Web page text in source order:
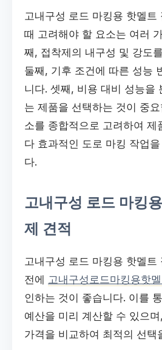
고내구성 로드 마킹용 핫멜트
때 고려해야 할 요소는 여러
째, 접착제의 내구성 및 강도
둘째, 기후 조건에 따른 성능
니다. 셋째, 비용 대비 성능을
는 제품을 선택하는 것이 중
소를 종합적으로 고려하여 제
다 효과적인 도로 마킹 작업
다.
고내구성 로드 마킹
제 견적
고내구성 로드 마킹용 핫멜트
전에 고내구성로드마킹용핫
인하는 것이 좋습니다. 이를
예산을 미리 계산할 수 있으
가격을 비교하여 최적의 선택